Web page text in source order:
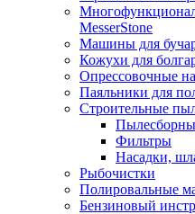
MesserStone
Машины для
Кожухи для
Опрессовочные
Паяльники для
Строительные
Фильтры
Насадки,
Рыбочистки
Полировальные
Бензиновый